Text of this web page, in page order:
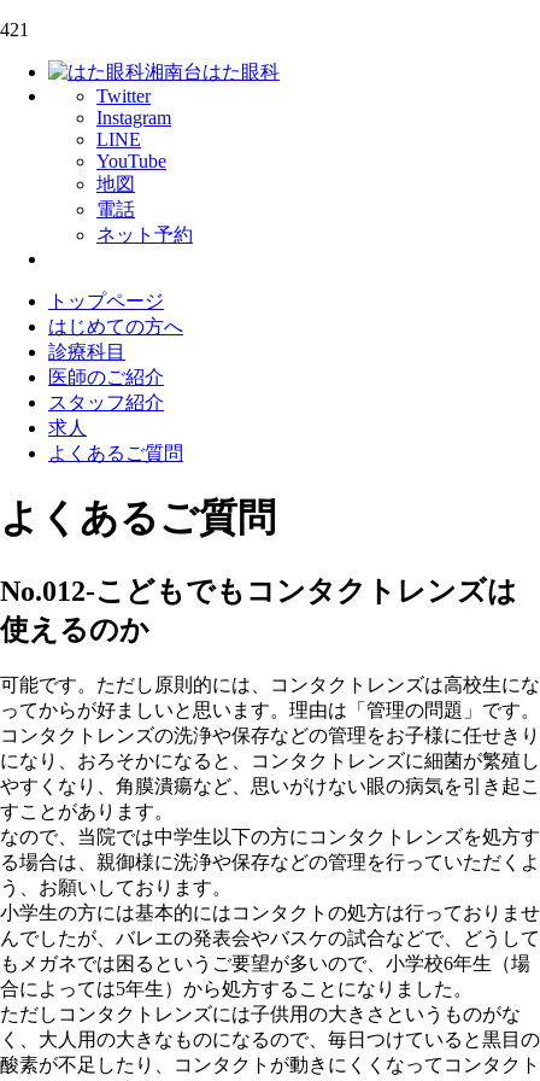
421
湘南台はた眼科
Twitter
Instagram
LINE
YouTube
地図
電話
ネット予約
トップページ
はじめての方へ
診療科目
医師のご紹介
スタッフ紹介
求人
よくあるご質問
よくあるご質問
No.012-こどもでもコンタクトレンズは
使えるのか
可能です。ただし原則的には、コンタクトレンズは高校生にな
ってからが好ましいと思います。理由は「管理の問題」です。
コンタクトレンズの洗浄や保存などの管理をお子様に任せきり
になり、おろそかになると、コンタクトレンズに細菌が繁殖し
やすくなり、角膜潰瘍など、思いがけない眼の病気を引き起こ
すことがあります。
なので、当院では中学生以下の方にコンタクトレンズを処方す
る場合は、親御様に洗浄や保存などの管理を行っていただくよ
う、お願いしております。
小学生の方には基本的にはコンタクトの処方は行っておりませ
んでしたが、バレエの発表会やバスケの試合などで、どうして
もメガネでは困るというご要望が多いので、小学校6年生（場
合によっては5年生）から処方することになりました。
ただしコンタクトレンズには子供用の大きさというものがな
く、大人用の大きなものになるので、毎日つけていると黒目の
酸素が不足したり、コンタクトが動きにくくなってコンタクト